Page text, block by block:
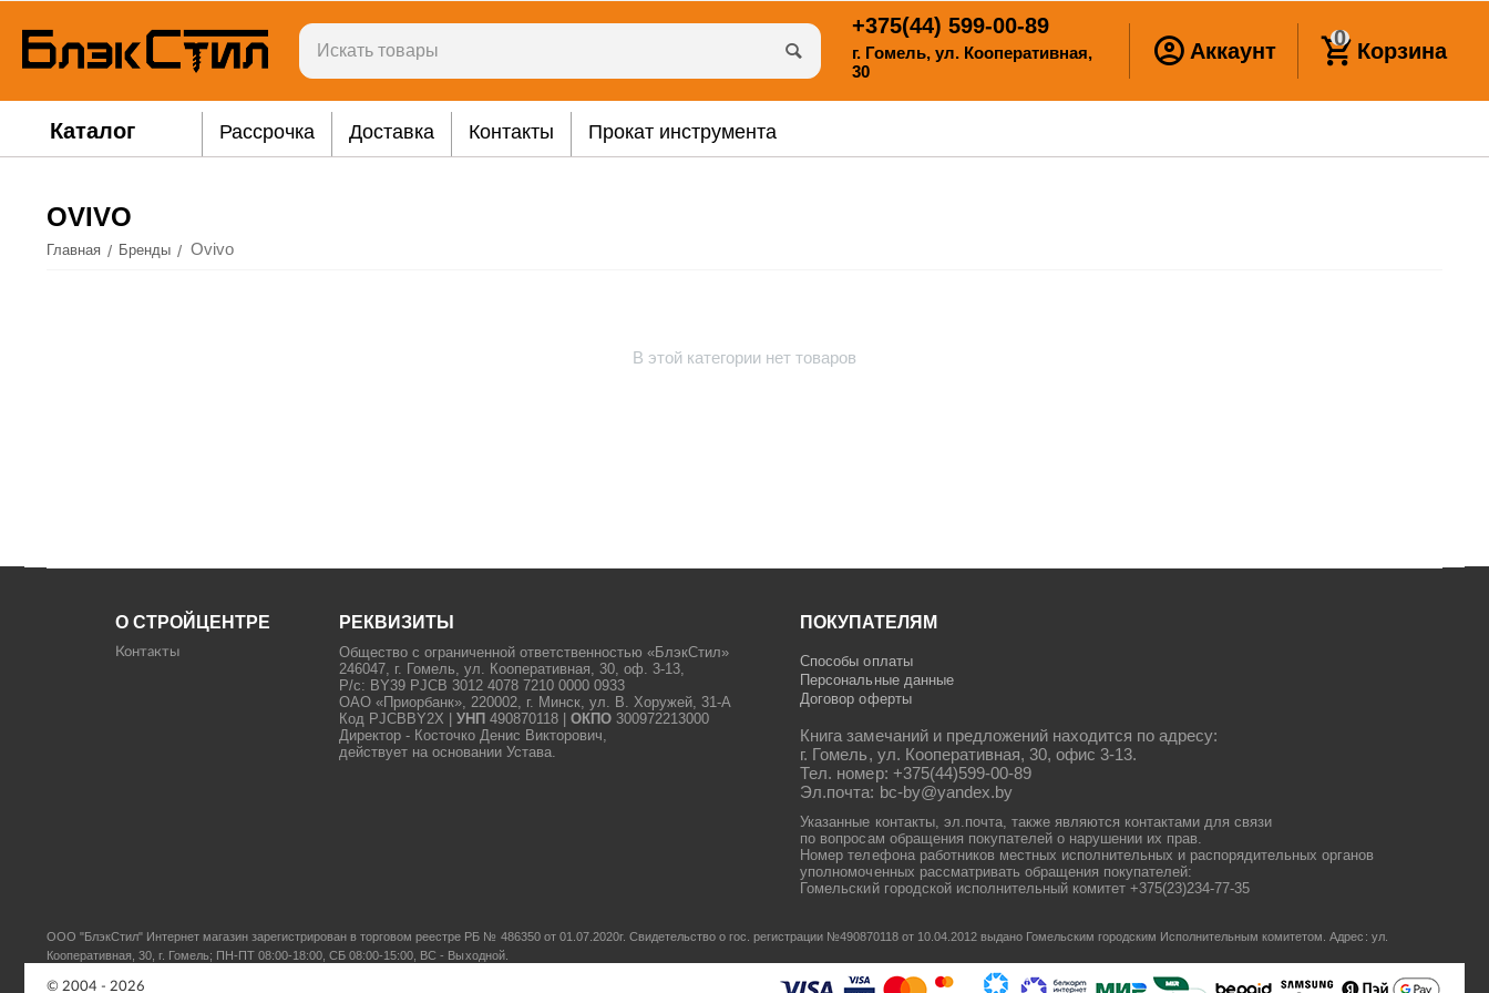
+375(44) 599-00-89
г. Гомель, ул. Кооперативная,
30
Аккаунт
0
Корзина
Каталог Рассрочка Доставка Контакты Прокат инструмента
OVIVO
Главная / Бренды / Ovivo
В этой категории нет товаров
О СТРОЙЦЕНТРЕ
Контакты
РЕКВИЗИТЫ
Общество с ограниченной ответственностью «БлэкСтил»
246047, г. Гомель, ул. Кооперативная, 30, оф. 3-13,
Р/с: BY39 PJCB 3012 4078 7210 0000 0933
ОАО «Приорбанк», 220002, г. Минск, ул. В. Хоружей, 31-А
Код PJCBBY2X |УНП 490870118 |ОКПО 300972213000
Директор - Косточко Денис Викторович,
действует на основании Устава.
ПОКУПАТЕЛЯМ
Способы оплаты
Персональные данные
Договор оферты
Книга замечаний и предложений находится по адресу:
г. Гомель, ул. Кооперативная, 30, офис 3-13.
Тел. номер: +375(44)599-00-89
Эл.почта: bc-by@yandex.by
Указанные контакты, эл.почта, также являются контактами для связи
по вопросам обращения покупателей о нарушении их прав.
Номер телефона работников местных исполнительных и распорядительных органов
уполномоченных рассматривать обращения покупателей:
Гомельский городской исполнительный комитет +375(23)234-77-35
ООО "БлэкСтил" Интернет магазин зарегистрирован в торговом реестре РБ № 486350 от 01.07.2020г. Свидетельство о гос. регистрации №490870118 от 10.04.2012 выдано Гомельским городским Исполнительным комитетом.Адрес: ул.
Кооперативная, 30, г. Гомель; ПН-ПТ 08:00-18:00, СБ 08:00-15:00, ВС - Выходной.
© 2004 - 2026